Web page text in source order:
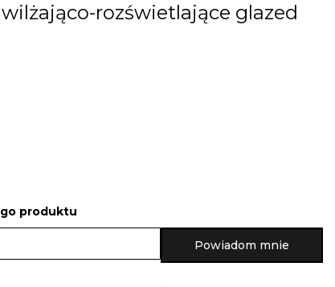
rozświetlające glazed
produktu
Powiadom mnie